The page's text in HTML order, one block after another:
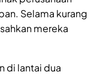
Selama kurang
mereka
di lantai dua